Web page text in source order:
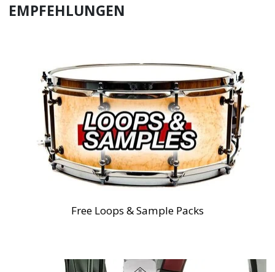
EMPFEHLUNGEN
Free Loops & Sample Packs